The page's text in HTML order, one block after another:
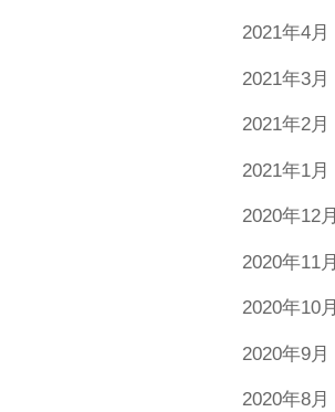
2021年4月
2021年3月
2021年2月
2021年1月
2020年12月
2020年11月
2020年10月
2020年9月
2020年8月